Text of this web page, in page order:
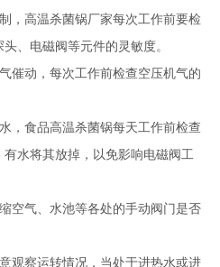
，高温杀菌锅厂家每次工作前要检
、电磁阀等元件的灵敏度。
催动，每次工作前检查空压机气的
，食品高温杀菌锅每天工作前检查
水将其放掉，以免影响电磁阀工
空气、水池等各处的手动阀门是否
观察运转情况，当处于进热水或进